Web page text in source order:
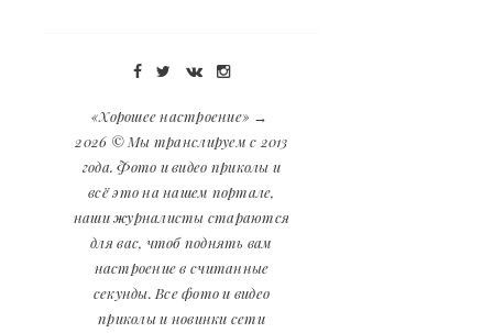
«Хорошее настроение» →
2026 © Мы транслируем с 2013
года. Фото и видео приколы и
всё это на нашем портале,
наши журналисты стараются
для вас, чтоб поднять вам
настроение в считанные
секунды. Все фото и видео
приколы и новинки сети